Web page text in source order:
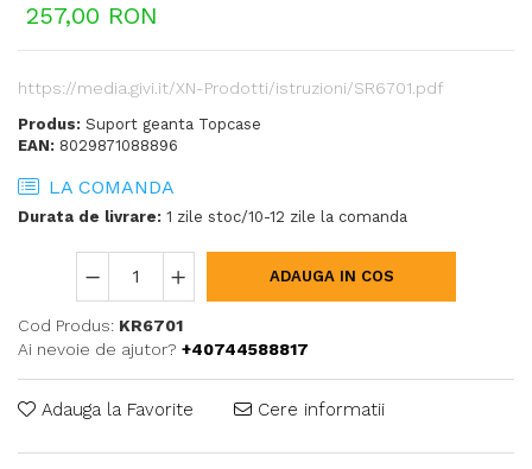
257,00 RON
https://media.givi.it/XN-Prodotti/istruzioni/SR6701.pdf
Produs: Suport geanta Topcase
EAN: 8029871088896
LA COMANDA
Durata de livrare: 1 zile stoc/10-12 zile la comanda
ADAUGA IN COS
Cod Produs: KR6701
Ai nevoie de ajutor? +40744588817
Adauga la Favorite Cere informatii